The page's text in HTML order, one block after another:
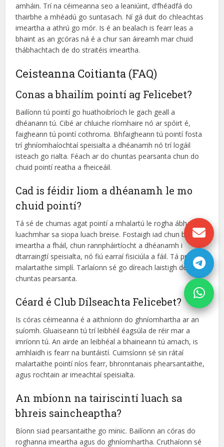
amháin. Trí na céimeanna seo a leaniúint, d’fhéadfá do
thairbhe a mhéadú go suntasach. Ní gá duit do chleachtas
imeartha a athrú go mór. Is é an bealach is fearr leas a
bhaint as an gcóras ná é a chur san áireamh mar chuid
thábhachtach de do straitéis imeartha.
Ceisteanna Coitianta (FAQ)
Conas a bhailím pointí ag Felicebet?
Bailíonn tú pointí go huathoibríoch le gach geall a
dhéanann tú. Cibé ar chluiche ríomhaire nó ar spóirt é,
faigheann tú pointí cothroma. Bhfaigheann tú pointí fosta
trí ghníomhaíochtaí speisialta a dhéanamh nó trí logáil
isteach go rialta. Féach ar do chuntas pearsanta chun do
chuid pointí reatha a fheiceáil.
Cad is féidir liom a dhéanamh le mo
chuid pointí?
Tá sé de chumas agat pointí a mhalartú le rogha ábhar
luachmhar sa siopa luach breise. Fostaigh iad chun bonais
imeartha a fháil, chun rannpháirtíocht a dhéanamh i
dtarraingtí speisialta, nó fiú earraí fisiciúla a fáil. Tá próiseas
malartaithe simplí. Tarlaíonn sé go díreach laistigh de do
chuntas pearsanta.
Céard é Club Dílseachta Felicebet?
Is córas céimeanna é a aithníonn do ghníomhartha ar an
suíomh. Gluaiseann tú trí leibhéil éagsúla de réir mar a
imríonn tú. An airde an leibhéal a bhaineann tú amach, is
amhlaidh is fearr na buntáistí. Cuimsíonn sé sin rátaí
malartaithe pointí níos fearr, bhronntanais phearsantaithe,
agus rochtain ar imeachtaí speisialta.
An mbíonn na tairiscintí luach sa
bhreis saincheaptha?
Bíonn siad pearsantaithe go minic. Bailíonn an córas do
roghanna imeartha agus do ghníomhartha. Cruthaíonn sé